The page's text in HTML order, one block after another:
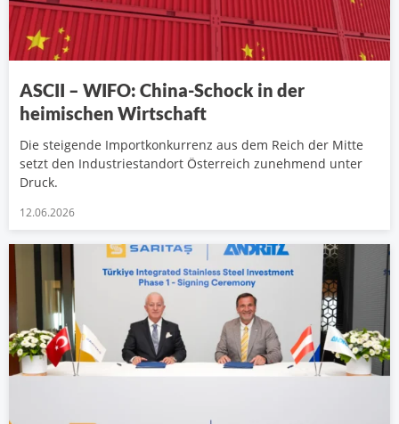
ASCII – WIFO: China-Schock in der
heimischen Wirtschaft
Die steigende Importkonkurrenz aus dem Reich der Mitte
setzt den Industriestandort Österreich zunehmend unter
Druck.
12.06.2026